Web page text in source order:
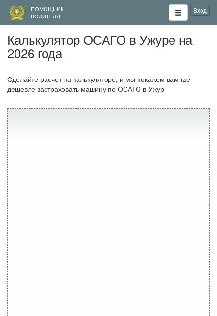
ПОМОЩНИК
ВОДИТЕЛЯ
Вход
Калькулятор ОСАГО в Ужуре на
2026 года
Сделайте расчет на калькуляторе, и мы покажем вам где
дешевле застраховать машину по ОСАГО в Ужур